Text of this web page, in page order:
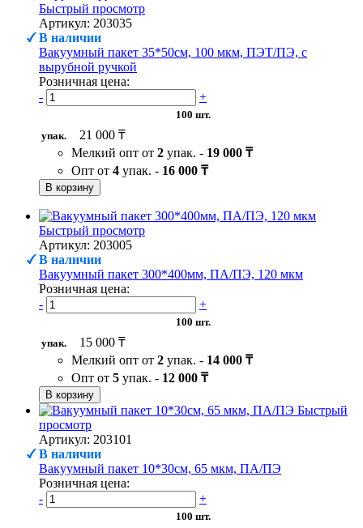
Быстрый просмотр
Артикул: 203035
В наличии
Вакуумный пакет 35*50см, 100 мкм, ПЭТ/ПЭ, с
вырубной ручкой
Розничная цена:
-
+
100 шт.
упак.
21 000 ₸
Мелкий опт от 2 упак. - 19 000 ₸
Опт от 4 упак. - 16 000 ₸
В корзину
Быстрый просмотр
Артикул: 203005
В наличии
Вакуумный пакет 300*400мм, ПА/ПЭ, 120 мкм
Розничная цена:
-
+
100 шт.
упак.
15 000 ₸
Мелкий опт от 2 упак. - 14 000 ₸
Опт от 5 упак. - 12 000 ₸
В корзину
Быстрый
просмотр
Артикул: 203101
В наличии
Вакуумный пакет 10*30см, 65 мкм, ПА/ПЭ
Розничная цена:
-
+
100 шт.